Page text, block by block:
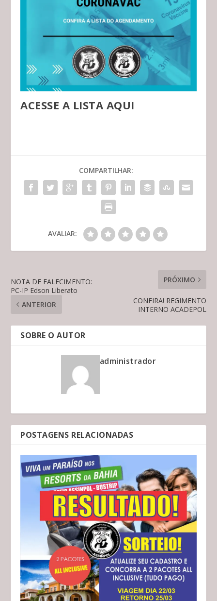
ACESSE A LISTA AQUI
COMPARTILHAR:
AVALIAR:
NOTA DE FALECIMENTO:
PC-IP Edson Liberato
ANTERIOR
PRÓXIMO
CONFIRA! REGIMENTO
INTERNO ACADEPOL
SOBRE O AUTOR
administrador
POSTAGENS RELACIONADAS